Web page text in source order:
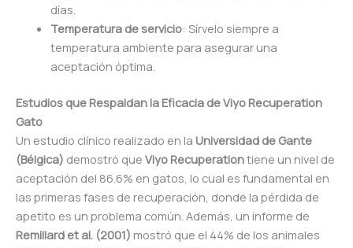
días.
Temperatura de servicio: Sírvelo siempre a
temperatura ambiente para asegurar una
aceptación óptima.
Estudios que Respaldan la Eficacia de Viyo Recuperation
Gato
Un estudio clínico realizado en la Universidad de Gante
(Bélgica) demostró que Viyo Recuperationtiene un nivel de
aceptación del 86.6% en gatos, lo cual es fundamental en
las primeras fases de recuperación, donde la pérdida de
apetito es un problema común. Además, un informe de
Remillard et al. (2001) mostró que el 44% de los animales